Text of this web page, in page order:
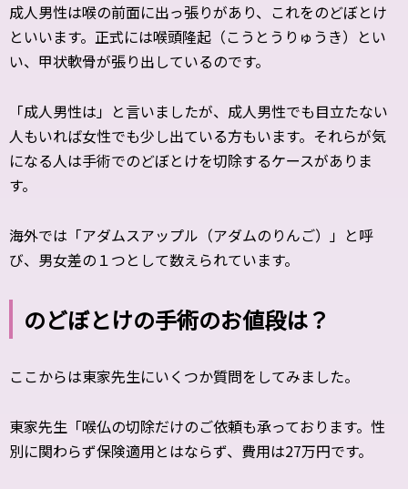
成人男性は喉の前面に出っ張りがあり、これをのどぼとけ
といいます。正式には喉頭隆起（こうとうりゅうき）とい
い、甲状軟骨が張り出しているのです。
「成人男性は」と言いましたが、成人男性でも目立たない
人もいれば女性でも少し出ている方もいます。それらが気
になる人は手術でのどぼとけを切除するケースがありま
す。
海外では「アダムスアップル（アダムのりんご）」と呼
び、男女差の１つとして数えられています。
のどぼとけの手術のお値段は？
ここからは東家先生にいくつか質問をしてみました。
東家先生「喉仏の切除だけのご依頼も承っております。性
別に関わらず保険適用とはならず、費用は27万円です。